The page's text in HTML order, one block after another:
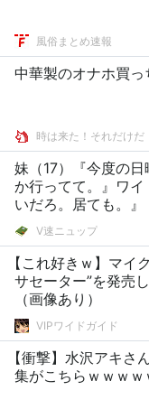
風俗まとめ速報
中華製のオナホ買
時は来た！それだけだ
妹（17）『今度の
か行ってて。』ワ
いだろ。居ても。』
V速ニュップ
【これ好きｗ】マイ
サセーター”を発売
（画像あり）
VIPワイドガイド
【衝撃】水沢アキ
集がこちらｗｗｗｗ